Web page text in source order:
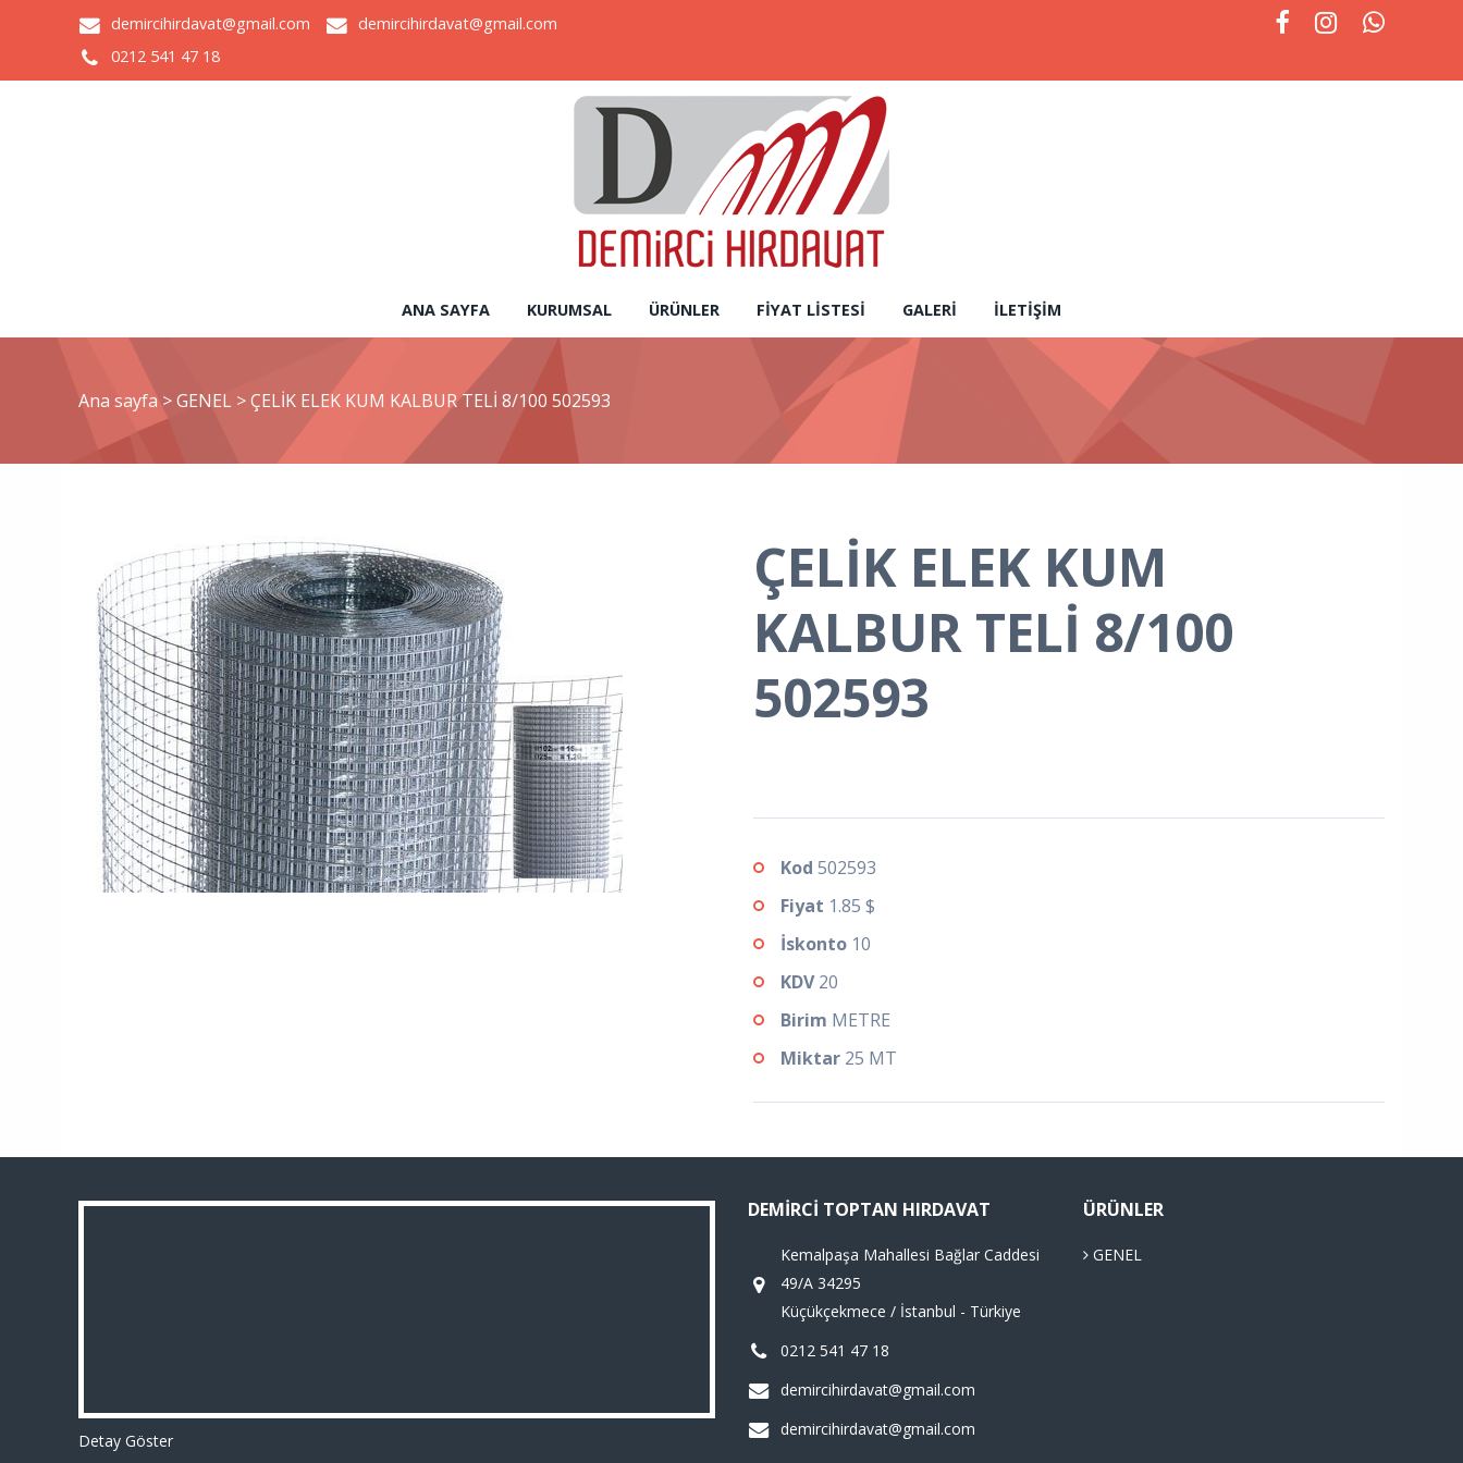
demircihirdavat@gmail.com
demircihirdavat@gmail.com
0212 541 47 18
ANA SAYFA KURUMSAL ÜRÜNLER FIYAT LISTESI GALERI İLETIŞIM
Ana sayfa >GENEL >ÇELİK ELEK KUM KALBUR TELİ 8/100 502593
ÇELİK ELEK KUM
KALBUR TELİ 8/100
502593
Kod 502593
Fiyat 1.85 $
İskonto 10
KDV20
Birim METRE
Miktar 25 MT
Detay Göster
DEMIRCI TOPTAN HIRDAVAT
Kemalpaşa Mahallesi Bağlar Caddesi
49/A 34295
Küçükçekmece / İstanbul - Türkiye
0212 541 47 18
demircihirdavat@gmail.com
demircihirdavat@gmail.com
ÜRÜNLER
GENEL